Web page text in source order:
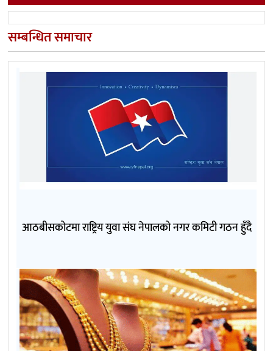
सम्बन्धित समाचार
आठबीसकोटमा राष्ट्रिय युवा संघ नेपालको नगर कमिटी गठन हुँदै